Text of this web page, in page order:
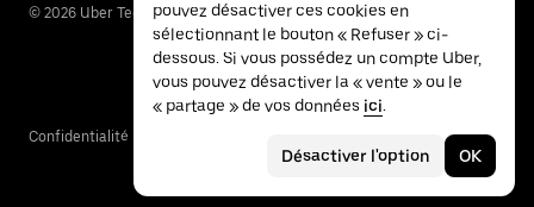
© 2026 Uber Technologies Inc.
Confidentialité
pouvez désactiver ces cookies en
sélectionnant le bouton « Refuser » ci-
dessous. Si vous possédez un compte Uber,
vous pouvez désactiver la « vente » ou le
« partage » de vos données ici.
Désactiver l'option OK